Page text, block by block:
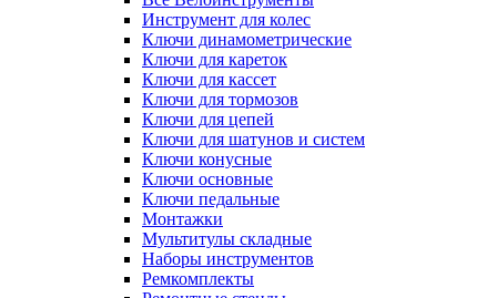
Инструмент для колес
Ключи динамометрические
Ключи для кареток
Ключи для кассет
Ключи для тормозов
Ключи для цепей
Ключи для шатунов и систем
Ключи конусные
Ключи основные
Ключи педальные
Монтажки
Мультитулы складные
Наборы инструментов
Ремкомплекты